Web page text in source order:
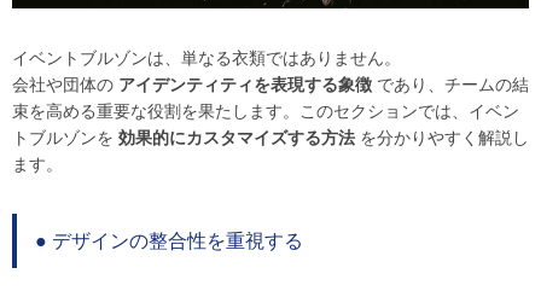
イベントブルゾンは、単なる衣類ではありません。
会社や団体の アイデンティティを表現する象徴 であり、チームの結
束を高める重要な役割を果たします。このセクションでは、イベン
トブルゾンを 効果的にカスタマイズする方法 を分かりやすく解説し
ます。
● デザインの整合性を重視する